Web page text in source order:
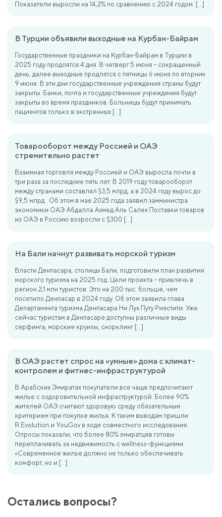
Показатели выросли на 14,2% по сравнению с 2024 годом. […]
В Турции объявили выходные на Курбан-Байрам
Государственные праздники на Курбан-Байрам в Турции в
2025 году продлятся 4 дня. В четверг 5 июня – сокращенный
день, далее выходные продлятся с пятницы 6 июня по вторник
9 июня. В эти дни государственные учреждения страны будут
закрыты. Банки, почта и государственные учреждения будут
закрыты во время праздников. Больницы будут принимать
пациентов только в экстренных […]
Товарооборот между Россией и ОАЭ
стремительно растет
Взаимная торговля между Россией и ОАЭ выросла почти в
три раза за последние пять лет. В 2019 году товарооборот
между странами составлял $3,5 млрд, а в 2024 году вырос до
$9,5 млрд. Об этом в мае 2025 года заявил замминистра
экономики ОАЭ Абдалла Ахмед Аль Салех Поставки товаров
из ОАЭ в Россию возросли с $300 […]
На Бали начнут развивать морской туризм
Власти Денпасара, столицы Бали, подготовили план развития
морского туризма на 2025 год. Цели проекта – привлечь в
регион 2,1 млн туристов. Это на 200 тыс. больше, чем
посетило Денпасар в 2024 году. Об этом заявила глава
Департамента туризма Денпасара Ни Лух Путу Риястити. Уже
сейчас туристам в Денпасаре доступны различные виды
серфинга, морские круизы, снорклинг […]
В ОАЭ растет спрос на «умные» дома с климат-
контролем и фитнес-инфраструктурой
В Арабских Эмиратах покупатели все чаще предпочитают
жилье с оздоровительной инфраструктурой. Более 90%
жителей ОАЭ считают здоровую среду обязательным
критерием при покупке жилья. К таким выводам пришли
R.Evolution и YouGov в ходе совместного исследования.
Опросы показали, что более 80% эмиратцев готовы
переплачивать за недвижимость с wellness-функциями.
«Современное жилье должно не только обеспечивать
комфорт, но и […]
Остались вопросы?